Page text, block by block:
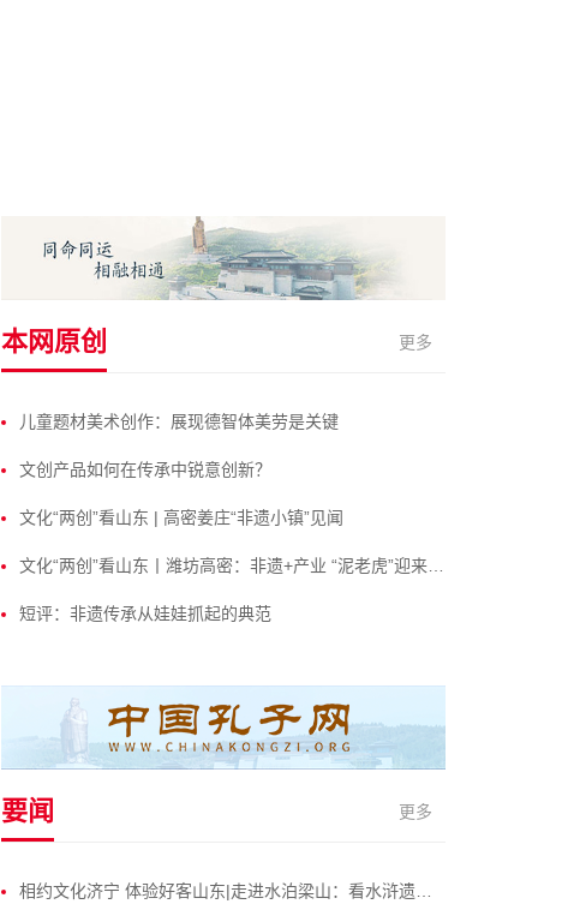
本网原创 更多
儿童题材美术创作：展现德智体美劳是关键
文创产品如何在传承中锐意创新？
文化“两创”看山东 | 高密姜庄“非遗小镇”见闻
文化“两创”看山东丨潍坊高密：非遗+产业 “泥老虎”迎来新春天
短评：非遗传承从娃娃抓起的典范
要闻 更多
相约文化济宁 体验好客山东|走进水泊梁山：看水浒遗迹 体会侠肝义胆